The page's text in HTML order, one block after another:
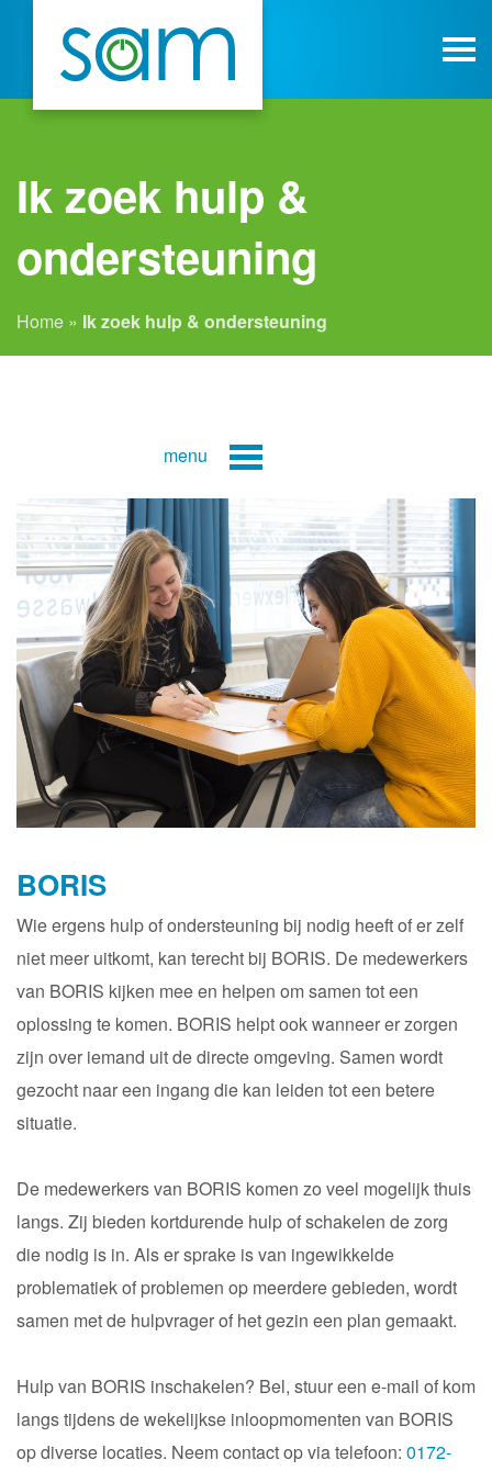
Ik zoek hulp &
ondersteuning
Home » Ik zoek hulp & ondersteuning
BORIS
Wie ergens hulp of ondersteuning bij nodig heeft of er zelf
niet meer uitkomt, kan terecht bij BORIS. De medewerkers
van BORIS kijken mee en helpen om samen tot een
oplossing te komen. BORIS helpt ook wanneer er zorgen
zijn over iemand uit de directe omgeving. Samen wordt
gezocht naar een ingang die kan leiden tot een betere
situatie.
De medewerkers van BORIS komen zo veel mogelijk thuis
langs. Zij bieden kortdurende hulp of schakelen de zorg
die nodig is in. Als er sprake is van ingewikkelde
problematiek of problemen op meerdere gebieden, wordt
samen met de hulpvrager of het gezin een plan gemaakt.
Hulp van BORIS inschakelen? Bel, stuur een e-mail of kom
langs tijdens de wekelijkse inloopmomenten van BORIS
op diverse locaties. Neem contact op via telefoon: 0172-